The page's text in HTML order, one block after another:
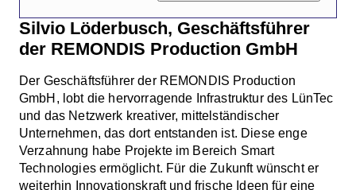
Silvio Löderbusch, Geschäftsführer
der REMONDIS Production GmbH
Der Geschäftsführer der REMONDIS Production
GmbH, lobt die hervorragende Infrastruktur des LünTec
und das Netzwerk kreativer, mittelständischer
Unternehmen, das dort entstanden ist. Diese enge
Verzahnung habe Projekte im Bereich Smart
Technologies ermöglicht. Für die Zukunft wünscht er
weiterhin Innovationskraft und frische Ideen für eine